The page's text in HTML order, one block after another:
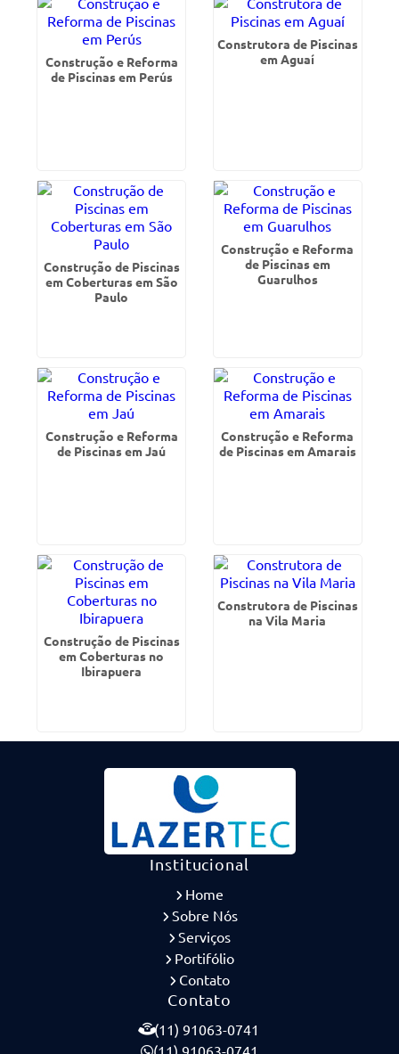
Construção e Reforma
de Piscinas em Perús
Construtora de Piscinas
em Aguaí
Construção de Piscinas
em Coberturas em São
Paulo
Construção e Reforma
de Piscinas em
Guarulhos
Construção e Reforma
de Piscinas em Jaú
Construção e Reforma
de Piscinas em Amarais
Construção de Piscinas
em Coberturas no
Ibirapuera
Construtora de Piscinas
na Vila Maria
Institucional
Home
Sobre Nós
Serviços
Portifólio
Contato
Contato
(11) 91063-0741
(11) 91063-0741